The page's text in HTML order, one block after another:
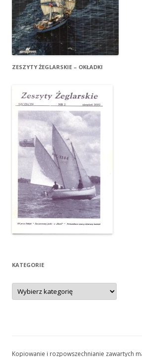
ZESZYTY ŻEGLARSKIE – OKŁADKI
KATEGORIE
Kategorie
Kopiowanie i rozpowszechnianie zawartych